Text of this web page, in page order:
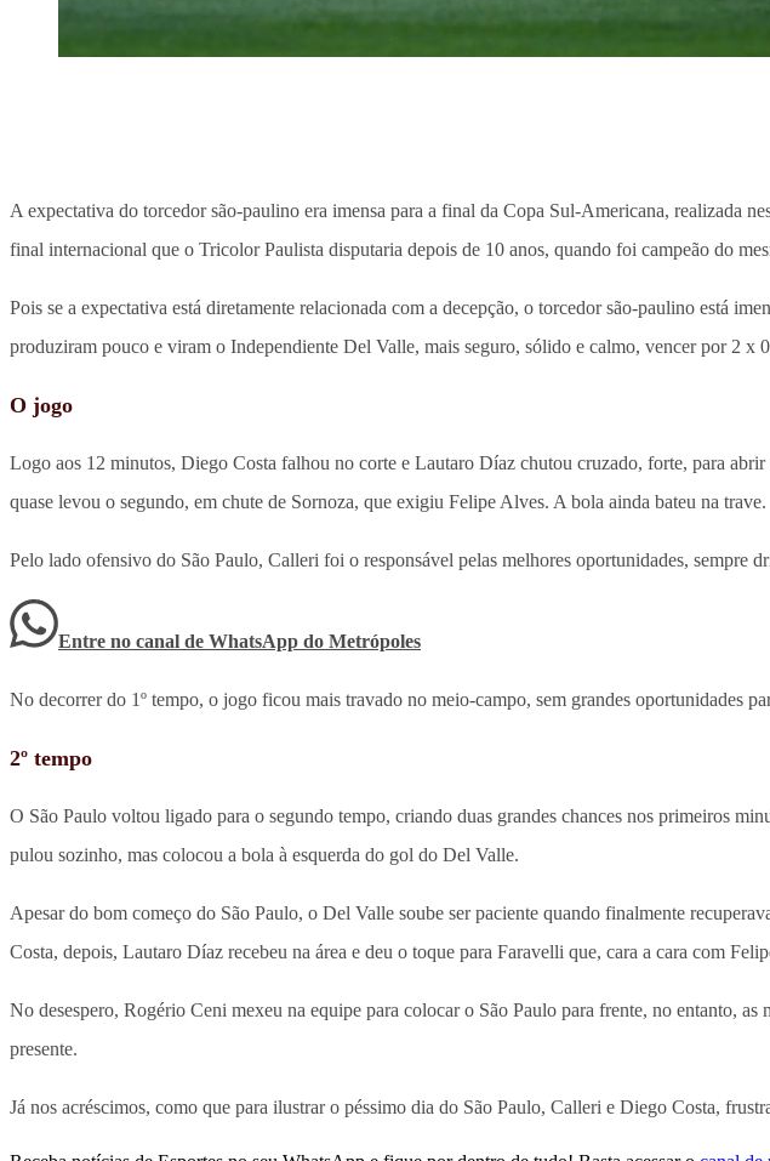
A expectativa do torcedor são-paulino era imensa para a final da Copa Sul-Americana, realizada
final internacional que o Tricolor Paulista disputaria depois de 10 anos, quando foi campeão do
Pois se a expectativa está diretamente relacionada com a decepção, o torcedor são-paulino está
produziram pouco e viram o Independiente Del Valle, mais seguro, sólido e calmo, vencer por 2
O jogo
Logo aos 12 minutos, Diego Costa falhou no corte e Lautaro Díaz chutou cruzado, forte, para
quase levou o segundo, em chute de Sornoza, que exigiu Felipe Alves. A bola ainda bateu na trave.
Pelo lado ofensivo do São Paulo, Calleri foi o responsável pelas melhores oportunidades, sempre
Entre no canal de WhatsApp do Metrópoles
No decorrer do 1º tempo, o jogo ficou mais travado no meio-campo, sem grandes oportunidades
2º tempo
O São Paulo voltou ligado para o segundo tempo, criando duas grandes chances nos primeiros
pulou sozinho, mas colocou a bola à esquerda do gol do Del Valle.
Apesar do bom começo do São Paulo, o Del Valle soube ser paciente quando finalmente
Costa, depois, Lautaro Díaz recebeu na área e deu o toque para Faravelli que, cara a cara com
No desespero, Rogério Ceni mexeu na equipe para colocar o São Paulo para frente, no entanto,
presente.
Já nos acréscimos, como que para ilustrar o péssimo dia do São Paulo, Calleri e Diego Costa,